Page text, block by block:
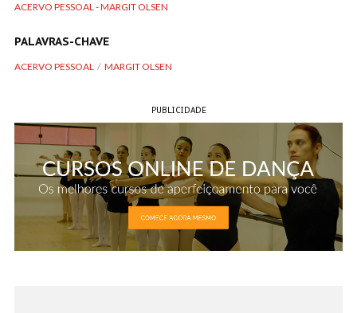
ACERVO PESSOAL - MARGIT OLSEN
PALAVRAS-CHAVE
ACERVO PESSOAL MARGIT OLSEN
PUBLICIDADE